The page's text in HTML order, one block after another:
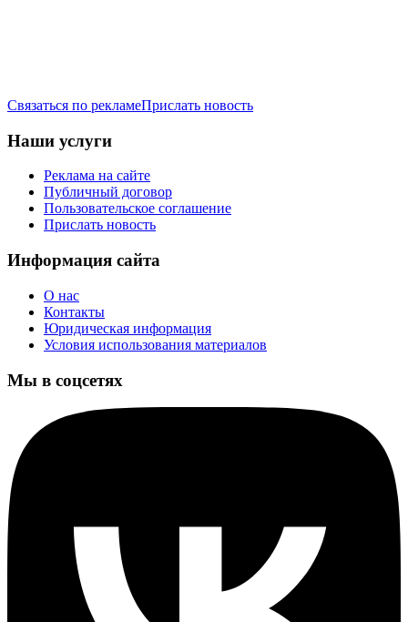
Связаться по рекламеПрислать новость
Наши услуги
Реклама на сайте
Публичный договор
Пользовательское соглашение
Прислать новость
Информация сайта
О нас
Контакты
Юридическая информация
Условия использования материалов
Мы в соцсетях